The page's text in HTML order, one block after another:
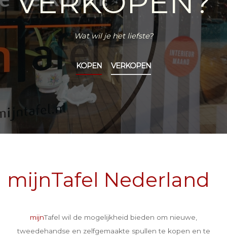
Wat wil je het liefste?
KOPEN VERKOPEN
mijnTafel Nederland
mijnTafel wil de mogelijkheid bieden om nieuwe,
tweedehandse en zelfgemaakte spullen te kopen en te